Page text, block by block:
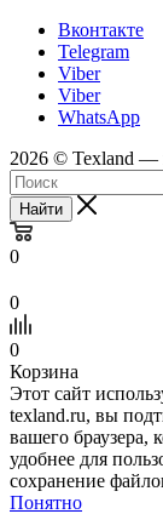
Вконтакте
Telegram
Viber
Viber
WhatsApp
2026 © Texland —
Найти
0
0
0
Корзина
Этот сайт
texland.ru, вы
вашего браузера,
удобнее для
сохранение
Понятно